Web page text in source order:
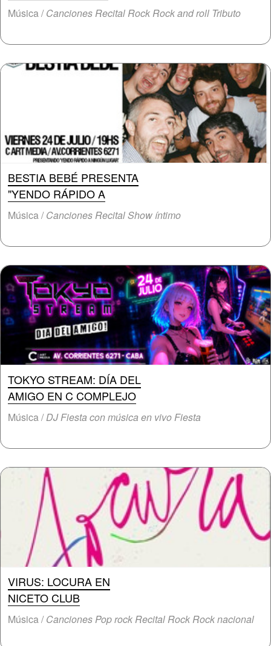
Música /Canciones Recital Rock Rock and roll Tributo
BESTIA BEBÉ PRESENTA
"YENDO RÁPIDO A
Música /Canciones Recital Show íntimo
TOKYO STREAM: DÍA DEL
AMIGO EN C COMPLEJO
Música /DJ Fiesta con música en vivo Fiesta
VIRUS: LOCURA EN
NICETO CLUB
Música /Canciones Pop rock Recital Rock Rock nacional